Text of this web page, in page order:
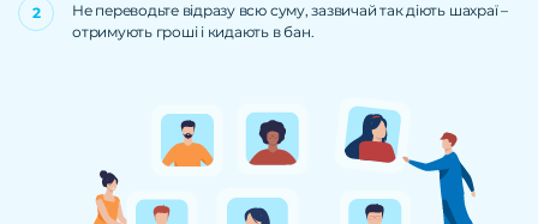
Не переводьте відразу всю суму, зазвичай так діють шахраї –
отримують гроші і кидають в бан.